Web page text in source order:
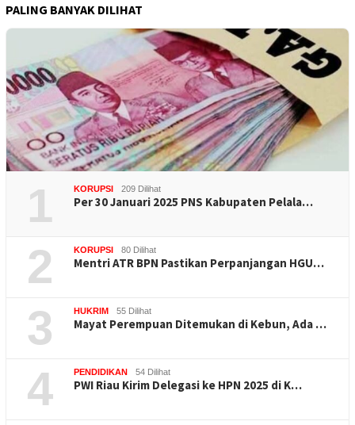
PALING BANYAK DILIHAT
1 KORUPSI 209 Dilihat
Per 30 Januari 2025 PNS Kabupaten Pelala…
2 KORUPSI 80 Dilihat
Mentri ATR BPN Pastikan Perpanjangan HGU…
3 HUKRIM 55 Dilihat
Mayat Perempuan Ditemukan di Kebun, Ada …
4 PENDIDIKAN 54 Dilihat
PWI Riau Kirim Delegasi ke HPN 2025 di K…